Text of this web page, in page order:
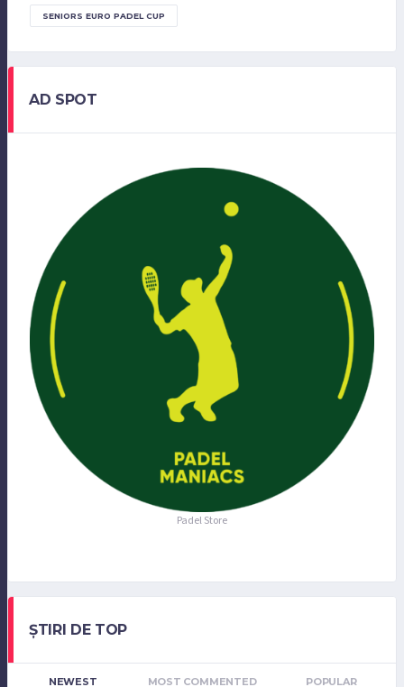
SENIORS EURO PADEL CUP
AD SPOT
Padel Store
ȘTIRI DE TOP
NEWEST MOST COMMENTED POPULAR